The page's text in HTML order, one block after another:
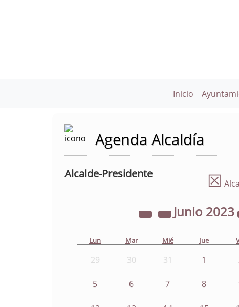
Inicio
Agenda Alcaldía
Alcalde-Presidente ☒
Junio 2023
Lun Mar Mié Jue
29 30 31 1
5 6 7 8